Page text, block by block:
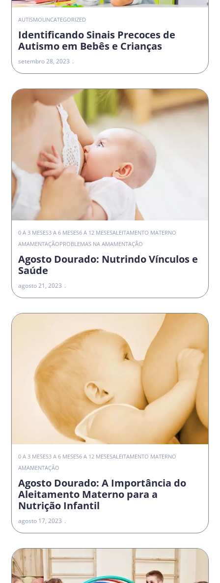
AUTISMOUNCATEGORIZED
Identificando Sinais Precoces de
Autismo em Bebês e Crianças
setembro 28, 2023
0 A 3 MESES3 A 6 MESES6 A 12 MESESALEITAMENTO MATERNO
AMAMENTAÇÃOPROBLEMAS NA AMAMENTAÇÃO
Agosto Dourado: Nutrindo Vínculos e
Saúde
agosto 21, 2023
0 A 3 MESES3 A 6 MESES6 A 12 MESESALEITAMENTO MATERNO
AMAMENTAÇÃO
Agosto Dourado: A Importância do
Aleitamento Materno para a
Nutrição Infantil
agosto 17, 2023